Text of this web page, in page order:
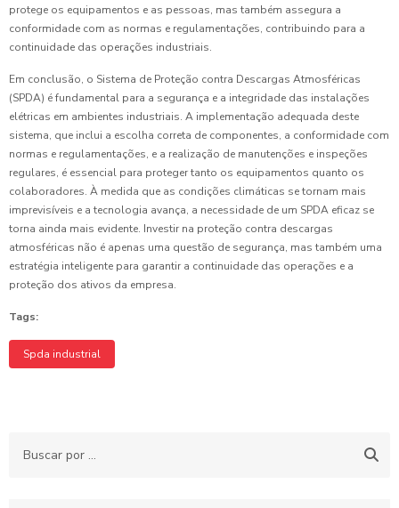
protege os equipamentos e as pessoas, mas também assegura a
conformidade com as normas e regulamentações, contribuindo para a
continuidade das operações industriais.
Em conclusão, o Sistema de Proteção contra Descargas Atmosféricas
(SPDA) é fundamental para a segurança e a integridade das instalações
elétricas em ambientes industriais. A implementação adequada deste
sistema, que inclui a escolha correta de componentes, a conformidade com
normas e regulamentações, e a realização de manutenções e inspeções
regulares, é essencial para proteger tanto os equipamentos quanto os
colaboradores. À medida que as condições climáticas se tornam mais
imprevisíveis e a tecnologia avança, a necessidade de um SPDA eficaz se
torna ainda mais evidente. Investir na proteção contra descargas
atmosféricas não é apenas uma questão de segurança, mas também uma
estratégia inteligente para garantir a continuidade das operações e a
proteção dos ativos da empresa.
Tags:
Spda industrial